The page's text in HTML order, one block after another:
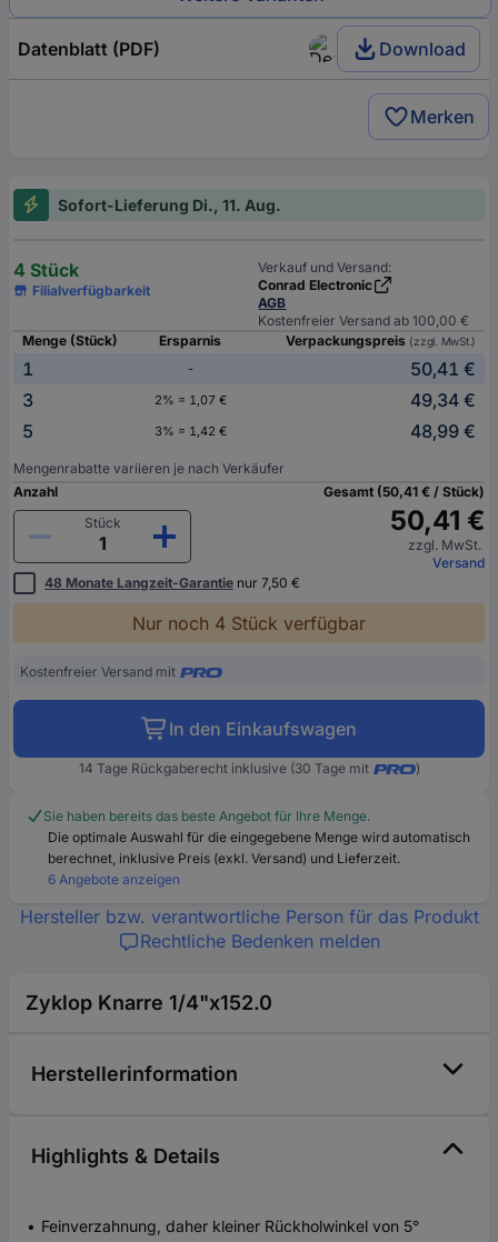
Datenblatt (PDF) Download
Merken
Sofort-Lieferung Di., 11. Aug.
4 Stück
Filialverfügbarkeit
Verkauf und Versand:
Conrad Electronic
AGB
Kostenfreier Versand ab 100,00 €
Menge (Stück)
Ersparnis Verpackungspreis (zzgl. MwSt.)
1 -
50,41 €
3
2% = 1,07 €
49,34 €
5
3% = 1,42 € 48,99 €
Mengenrabatte variieren je nach Verkäufer
Anzahl
Stück
Gesamt (50,41 € / Stück)
50,41 €
zzgl. MwSt.
Versand
48 Monate Langzeit-Garantie nur 7,50 €
Nur noch 4 Stück verfügbar
Kostenfreier Versand mit
In den Einkaufswagen
14 Tage Rückgaberecht inklusive (30 Tage mit )
Sie haben bereits das beste Angebot für Ihre Menge.
Die optimale Auswahl für die eingegebene Menge wird automatisch
berechnet, inklusive Preis (exkl. Versand) und Lieferzeit.
6 Angebote anzeigen
Hersteller bzw. verantwortliche Person für das Produkt
Rechtliche Bedenken melden
Zyklop Knarre 1/4"x152.0
Herstellerinformation
Highlights & Details
Feinverzahnung, daher kleiner Rückholwinkel von 5°